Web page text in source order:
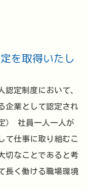
を取得いたし
認定制度において、
企業として認定され
） 社員一人一人が
て仕事に取り組むこ
切なことであると考
長く働ける職場環境